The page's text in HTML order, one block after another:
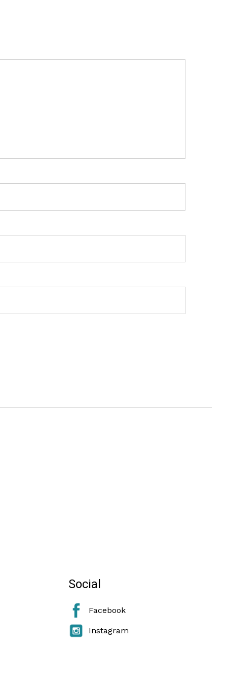
Social
Facebook
Instagram